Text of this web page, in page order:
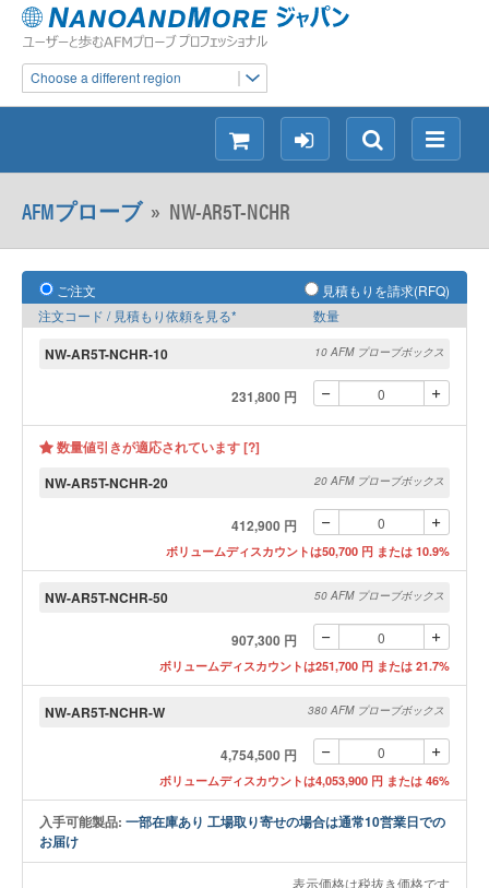
Choose a different region
メ
ニ
検
索
ロ
グ
シ
ョ
ッ
ン
AFMプローブ» NW-AR5T-NCHR
ご注文
見積もりを請求(RFQ)
注文コード / 見積もり依頼を見る*
数量
NW-AR5T-NCHR-10 10 AFM プローブボックス
231,800 円
数量値引きが適応されています [?]
NW-AR5T-NCHR-20
20 AFM プローブボックス
412,900 円
ボリュームディスカウントは50,700 円 または 10.9%
NW-AR5T-NCHR-50 50 AFM プローブボックス
907,300 円
ボリュームディスカウントは251,700 円 または 21.7%
NW-AR5T-NCHR-W 380 AFM プローブボックス
4,754,500 円
ボリュームディスカウントは4,053,900 円 または 46%
入手可能製品: 一部在庫あり 工場取り寄せの場合は通常10営業日での
お届け
表示価格は税抜き価格です